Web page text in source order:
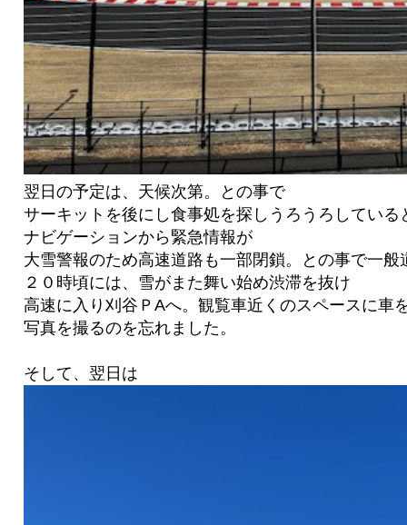
翌日の予定は、天候次第。との事で
サーキットを後にし食事処を探しうろうろしている
ナビゲーションから緊急情報が
大雪警報のため高速道路も一部閉鎖。との事で一般
２０時頃には、雪がまた舞い始め渋滞を抜け
高速に入り刈谷ＰAへ。観覧車近くのスペースに車
写真を撮るのを忘れました。
そして、翌日は